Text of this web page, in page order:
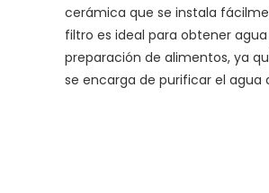
cerámica que se instala
filtro es ideal para obtener
preparación de alimentos, ya
se encarga de purificar el agua